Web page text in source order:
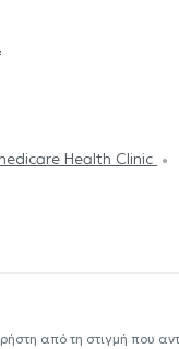
Health Clinic
από τη στιγμή που